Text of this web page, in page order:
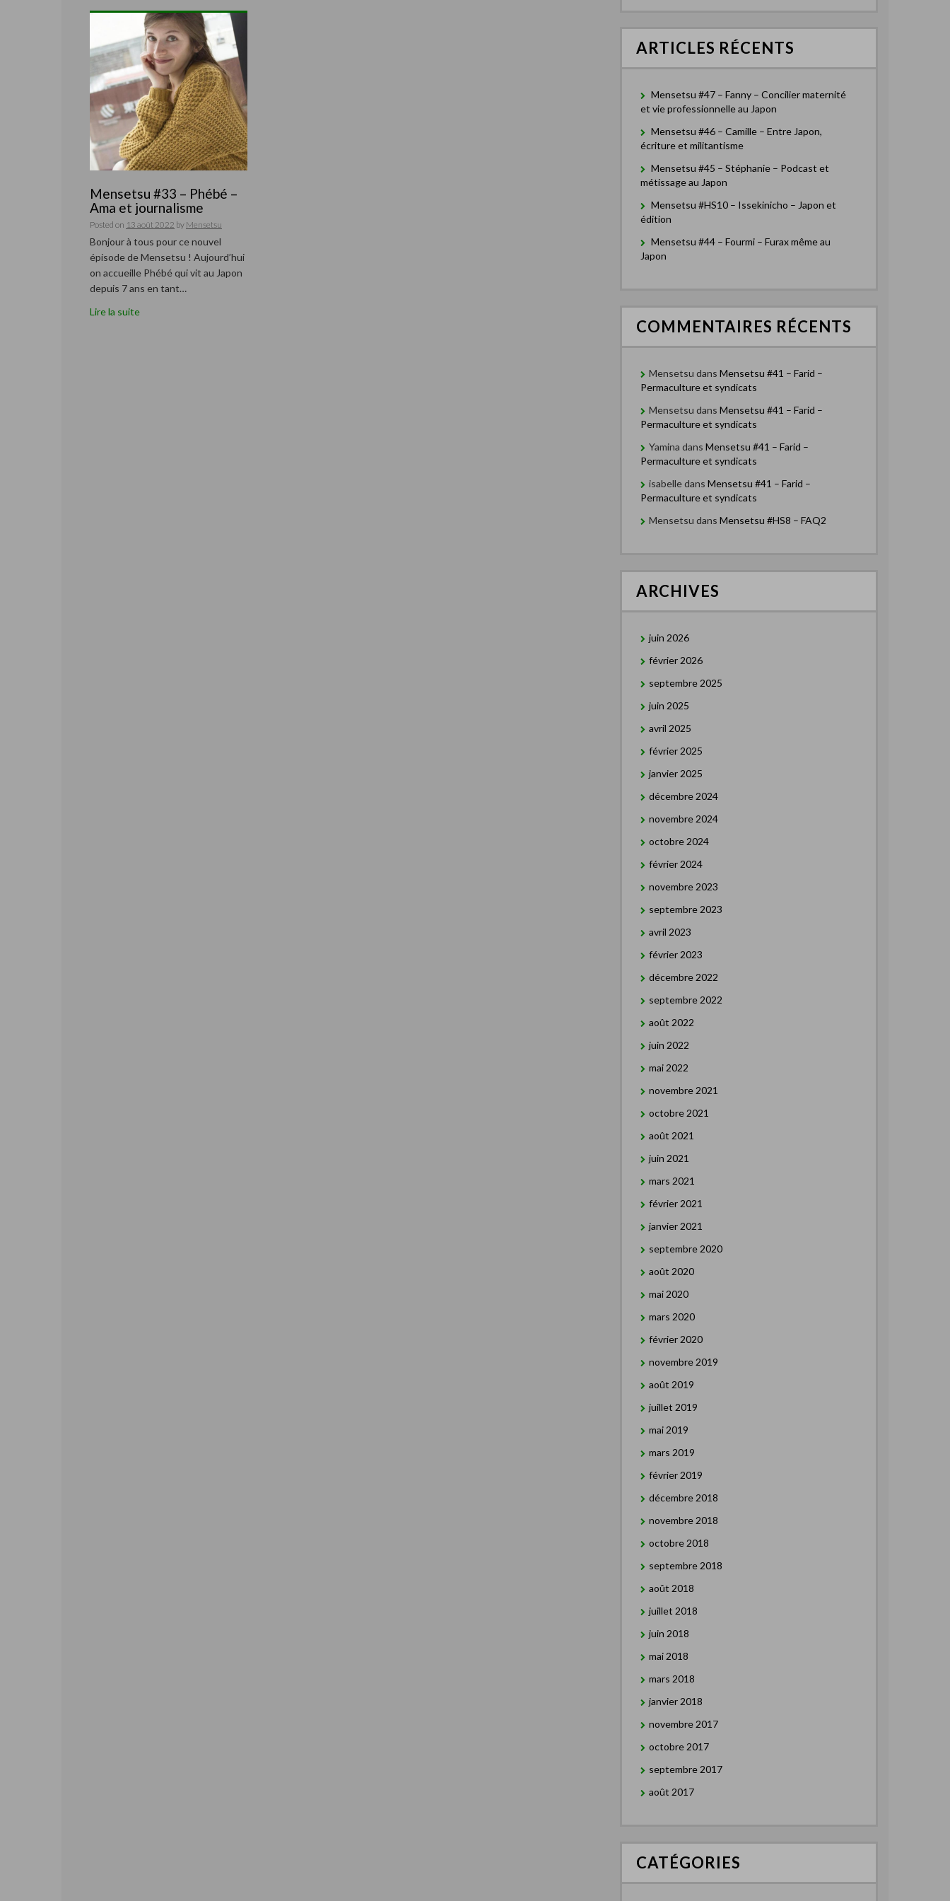
Mensetsu #33 – Phébé –
Ama et journalisme
Posted on 13 août 2022 by Mensetsu
Bonjour à tous pour ce nouvel
épisode de Mensetsu ! Aujourd’hui
on accueille Phébé qui vit au Japon
depuis 7 ans en tant…
Lire la suite
h
ARTICLES RÉCENTS
Mensetsu #47 – Fanny – Concilier maternité
et vie professionnelle au Japon
Mensetsu #46 – Camille – Entre Japon,
écriture et militantisme
Mensetsu #45 – Stéphanie – Podcast et
métissage au Japon
Mensetsu #HS10 – Issekinicho – Japon et
édition
Mensetsu #44 – Fourmi – Furax même au
Japon
COMMENTAIRES RÉCENTS
Mensetsu dans Mensetsu #41 – Farid –
Permaculture et syndicats
Mensetsu dans Mensetsu #41 – Farid –
Permaculture et syndicats
Yamina dans Mensetsu #41 – Farid –
Permaculture et syndicats
isabelledans Mensetsu #41 – Farid –
Permaculture et syndicats
Mensetsu dans Mensetsu #HS8 – FAQ2
ARCHIVES
juin 2026
février 2026
septembre 2025
juin 2025
avril 2025
février 2025
janvier 2025
décembre 2024
novembre 2024
octobre 2024
février 2024
novembre 2023
septembre 2023
avril 2023
février 2023
décembre 2022
septembre 2022
août 2022
juin 2022
mai 2022
novembre 2021
octobre 2021
août 2021
juin 2021
mars 2021
février 2021
janvier 2021
septembre 2020
août 2020
mai 2020
mars 2020
février 2020
novembre 2019
août 2019
juillet 2019
mai 2019
mars 2019
février 2019
décembre 2018
novembre 2018
octobre 2018
septembre 2018
août 2018
juillet 2018
juin 2018
mai 2018
mars 2018
janvier 2018
novembre 2017
octobre 2017
septembre 2017
août 2017
CATÉGORIES